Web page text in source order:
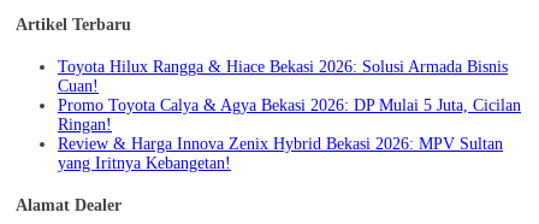
Artikel Terbaru
Toyota Hilux Rangga & Hiace Bekasi 2026: Solusi Armada Bisnis
Cuan!
Promo Toyota Calya & Agya Bekasi 2026: DP Mulai 5 Juta, Cicilan
Ringan!
Review & Harga Innova Zenix Hybrid Bekasi 2026: MPV Sultan
yang Iritnya Kebangetan!
Alamat Dealer